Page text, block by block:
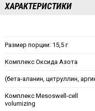
ХАРАКТЕРИСТИКИ
Размер порции: 15,5 г
Комплекс Оксида Азота
(бета-аланин, цитруллин,
Комплекс Mesoswell-cell
volumizing